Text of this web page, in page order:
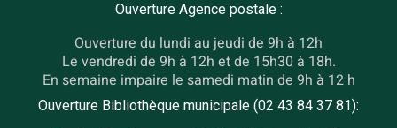
Ouverture Agence postale :
Ouverture du lundi au jeudi de 9h à 12h
Le vendredi de 9h à 12h et de 15h30 à 18h.
En semaine impaire le samedi matin de 9h à 12 h
Ouverture Bibliothèque municipale (02 43 84 37 81):